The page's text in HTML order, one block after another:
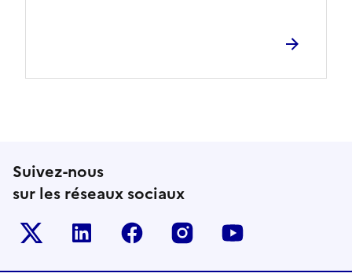
Suivez-nous
sur les réseaux sociaux
Le ministère sur Twitter
Le ministère sur LinkedIn
Le ministère sur Facebook
Le ministère sur